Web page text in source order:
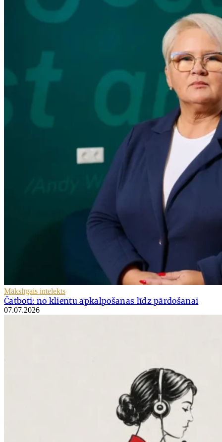
Mākslīgais intelekts
Čatboti: no klientu apkalpošanas līdz pārdošanai
07.07.2026